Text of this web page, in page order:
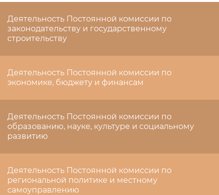
Деятельность Постоянной комиссии по
законодательству и государственному
строительству
Деятельность Постоянной комиссии по
экономике, бюджету и финансам
Деятельность Постоянной комиссии по
образованию, науке, культуре и социальному
развитию
Деятельность Постоянной комиссии по
региональной политике и местному
самоуправлению